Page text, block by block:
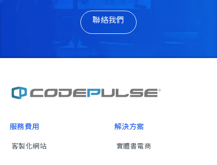
聯絡我們
服務費用
客製化網站
解決方案
實體書電商